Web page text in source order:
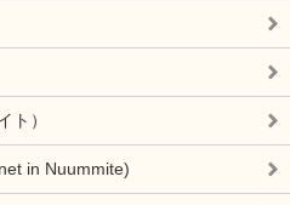
ト）
in Nuummite)